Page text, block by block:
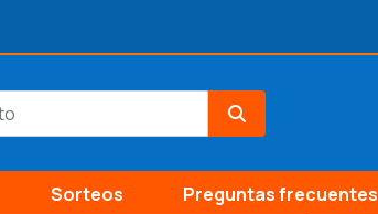
Sorteos Preguntas frecuentes